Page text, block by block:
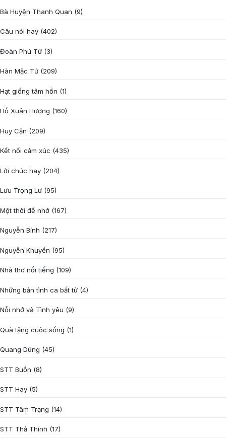
Bà Huyện Thanh Quan (9)
Câu nói hay (402)
Đoàn Phú Tứ (3)
Hàn Mặc Tử (209)
Hạt giống tâm hồn (1)
Hồ Xuân Hương (160)
Huy Cận (209)
Kết nối cảm xúc (435)
Lời chúc hay (204)
Lưu Trọng Lư (95)
Một thời để nhớ (167)
Nguyễn Bính (217)
Nguyễn Khuyến (95)
Nhà thơ nổi tiếng (109)
Những bản tình ca bất tử (4)
Nỗi nhớ và Tình yêu (9)
Quà tặng cuôc sống (1)
Quang Dũng (45)
STT Buồn (8)
STT Hay (5)
STT Tâm Trạng (14)
STT Thả Thính (17)